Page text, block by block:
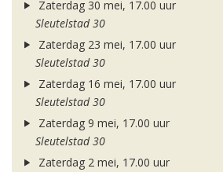
Zaterdag 30 mei, 17.00 uur
Sleutelstad 30
Zaterdag 23 mei, 17.00 uur
Sleutelstad 30
Zaterdag 16 mei, 17.00 uur
Sleutelstad 30
Zaterdag 9 mei, 17.00 uur
Sleutelstad 30
Zaterdag 2 mei, 17.00 uur